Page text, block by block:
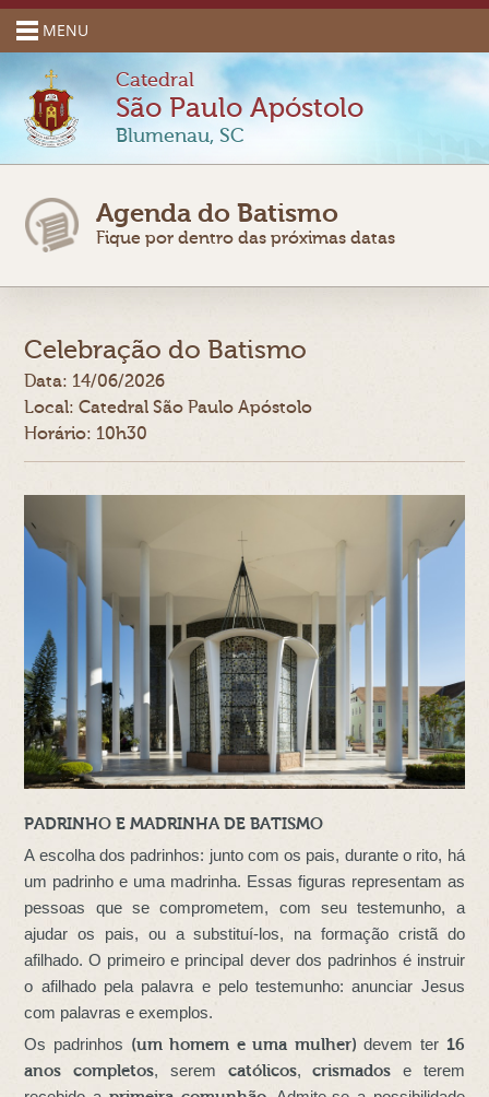
MENU
Catedral
São Paulo Apóstolo
Blumenau, SC
Agenda do Batismo
Fique por dentro das próximas datas
Celebração do Batismo
Data: 14/06/2026
Local: Catedral São Paulo Apóstolo
Horário: 10h30
PADRINHO E MADRINHA DE BATISMO
A escolha dos padrinhos: junto com os pais, durante o rito, há
um padrinho e uma madrinha. Essas figuras representam as
pessoas que se comprometem, com seu testemunho, a
ajudar os pais, ou a substituí-los, na formação cristã do
afilhado. O primeiro e principal dever dos padrinhos é instruir
o afilhado pela palavra e pelo testemunho: anunciar Jesus
com palavras e exemplos.
Os padrinhos (um homem e uma mulher) devem ter 16
anos completos, serem católicos,crismados e terem